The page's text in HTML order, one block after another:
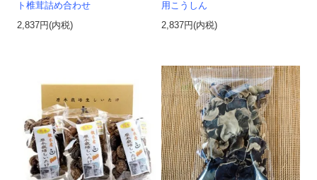
ト椎茸詰め合わせ
2,837円(内税)
用こうしん
2,837円(内税)